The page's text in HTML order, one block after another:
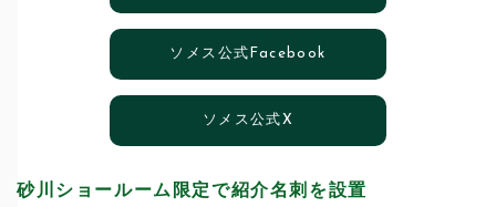
ソメス公式Facebook
ソメス公式X
砂川ショールーム限定で紹介名刺を設置